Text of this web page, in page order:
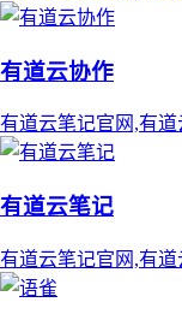
有道云协作
有道云笔记官网,有
有道云笔记
有道云笔记官网,有